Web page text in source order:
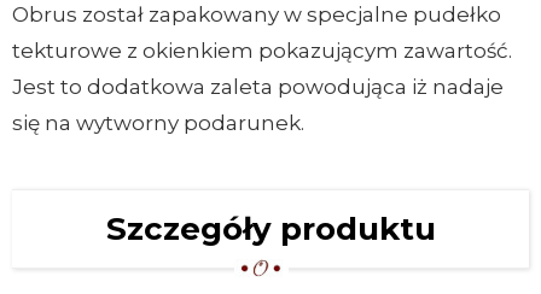
Obrus został zapakowany w specjalne pudełko
tekturowe z okienkiem pokazującym zawartość.
Jest to dodatkowa zaleta powodująca iż nadaje
się na wytworny podarunek.
Szczegóły produktu